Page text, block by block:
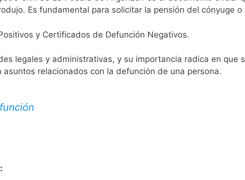
Es fundamental para solicitar la pensión del cónyuge
y Certificados de Defunción Negativos.
legales y administrativas, y su importancia radica en que
relacionados con la defunción de una persona.